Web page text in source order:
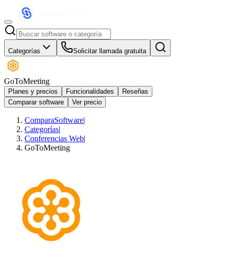
Categorías Solicitar llamada gratuita
GoToMeeting
Planes y precios Funcionalidades
Reseñas
Comparar software
Ver precio
ComparaSoftware|
Categorías|
Conferencias Web|
GoToMeeting